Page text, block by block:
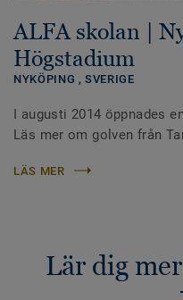
ALFA skolan |
Högstadium
NYKÖPING ,SVERIGE
I augusti 2014 öppnades
Läs mer om golven från
LÄS MER
Lär dig